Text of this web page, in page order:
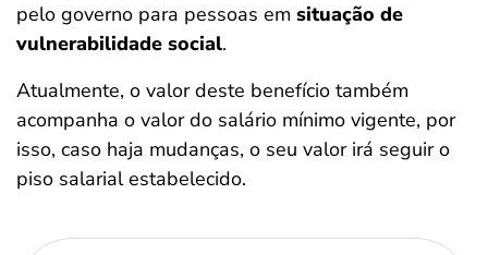
pelo governo para pessoas em situação de
vulnerabilidade social.
Atualmente, o valor deste benefício também
acompanha o valor do salário mínimo vigente, por
isso, caso haja mudanças, o seu valor irá seguir o
piso salarial estabelecido.